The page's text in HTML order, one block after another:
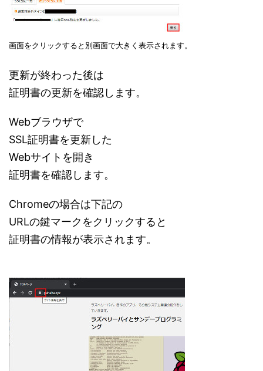
画面をクリックすると別画面で大きく表示されます。
更新が終わった後は
証明書の更新を確認します。
Webブラウザで
SSL証明書を更新した
Webサイトを開き
証明書を確認します。
Chromeの場合は下記の
URLの鍵マークをクリックすると
証明書の情報が表示されます。